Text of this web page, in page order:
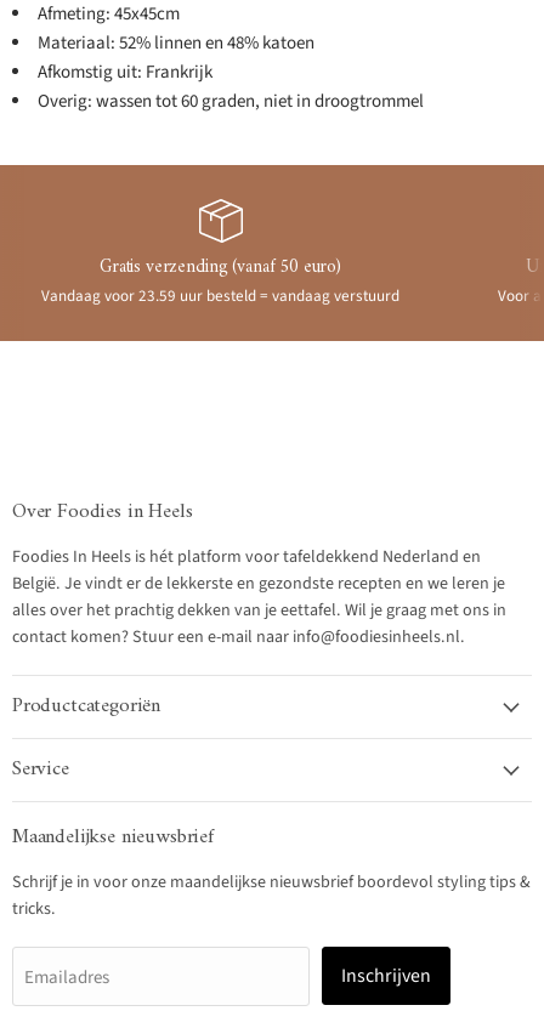
Afmeting: 45x45cm
Materiaal: 52% linnen en 48% katoen
Afkomstig uit: Frankrijk
Overig: wassen tot 60 graden, niet in droogtrommel
Gratis verzending (vanaf 50 euro)
Vandaag voor 23.59 uur besteld = vandaag verstuurd Voor
Over Foodies in Heels
Foodies In Heels is hét platform voor tafeldekkend Nederland en
België. Je vindt er de lekkerste en gezondste recepten en we leren je
alles over het prachtig dekken van je eettafel. Wil je graag met ons in
contact komen? Stuur een e-mail naar info@foodiesinheels.nl.
Productcategoriën
Service
Maandelijkse nieuwsbrief
Schrijf je in voor onze maandelijkse nieuwsbrief boordevol styling tips &
tricks.
Emailadres Inschrijven